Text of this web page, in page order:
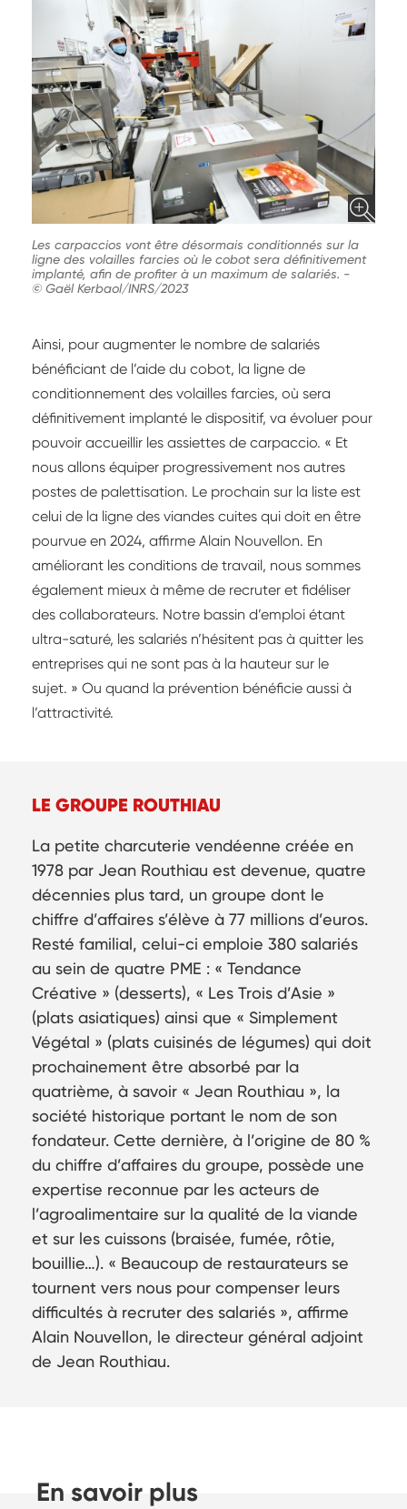
Les carpaccios vont être désormais conditionnés sur la
ligne des volailles farcies où le cobot sera définitivement
implanté, afin de profiter à un maximum de salariés. -
© Gaël Kerbaol/INRS/2023
Ainsi, pour augmenter le nombre de salariés
bénéficiant de l’aide du cobot, la ligne de
conditionnement des volailles farcies, où sera
définitivement implanté le dispositif, va évoluer pour
pouvoir accueillir les assiettes de carpaccio. « Et
nous allons équiper progressivement nos autres
postes de palettisation. Le prochain sur la liste est
celui de la ligne des viandes cuites qui doit en être
pourvue en 2024, affirme Alain Nouvellon. En
améliorant les conditions de travail, nous sommes
également mieux à même de recruter et fidéliser
des collaborateurs. Notre bassin d’emploi étant
ultra-saturé, les salariés n’hésitent pas à quitter les
entreprises qui ne sont pas à la hauteur sur le
sujet. » Ou quand la prévention bénéficie aussi à
l’attractivité.
LE GROUPE ROUTHIAU
La petite charcuterie vendéenne créée en
1978 par Jean Routhiau est devenue, quatre
décennies plus tard, un groupe dont le
chiffre d’affaires s’élève à 77 millions d’euros.
Resté familial, celui-ci emploie 380 salariés
au sein de quatre PME : « Tendance
Créative » (desserts), « Les Trois d’Asie »
(plats asiatiques) ainsi que « Simplement
Végétal » (plats cuisinés de légumes) qui doit
prochainement être absorbé par la
quatrième, à savoir « Jean Routhiau », la
société historique portant le nom de son
fondateur. Cette dernière, à l’origine de 80 %
du chiffre d’affaires du groupe, possède une
expertise reconnue par les acteurs de
l’agroalimentaire sur la qualité de la viande
et sur les cuissons (braisée, fumée, rôtie,
bouillie…). « Beaucoup de restaurateurs se
tournent vers nous pour compenser leurs
difficultés à recruter des salariés », affirme
Alain Nouvellon, le directeur général adjoint
de Jean Routhiau.
En savoir plus